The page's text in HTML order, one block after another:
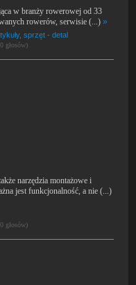
w branży rowerowej od 33
rowerów, serwisie (...)»
sprzęt - detal
głosów)
narzędzia montażowe i
jest funkcjonalność, a nie (...)
głosów)